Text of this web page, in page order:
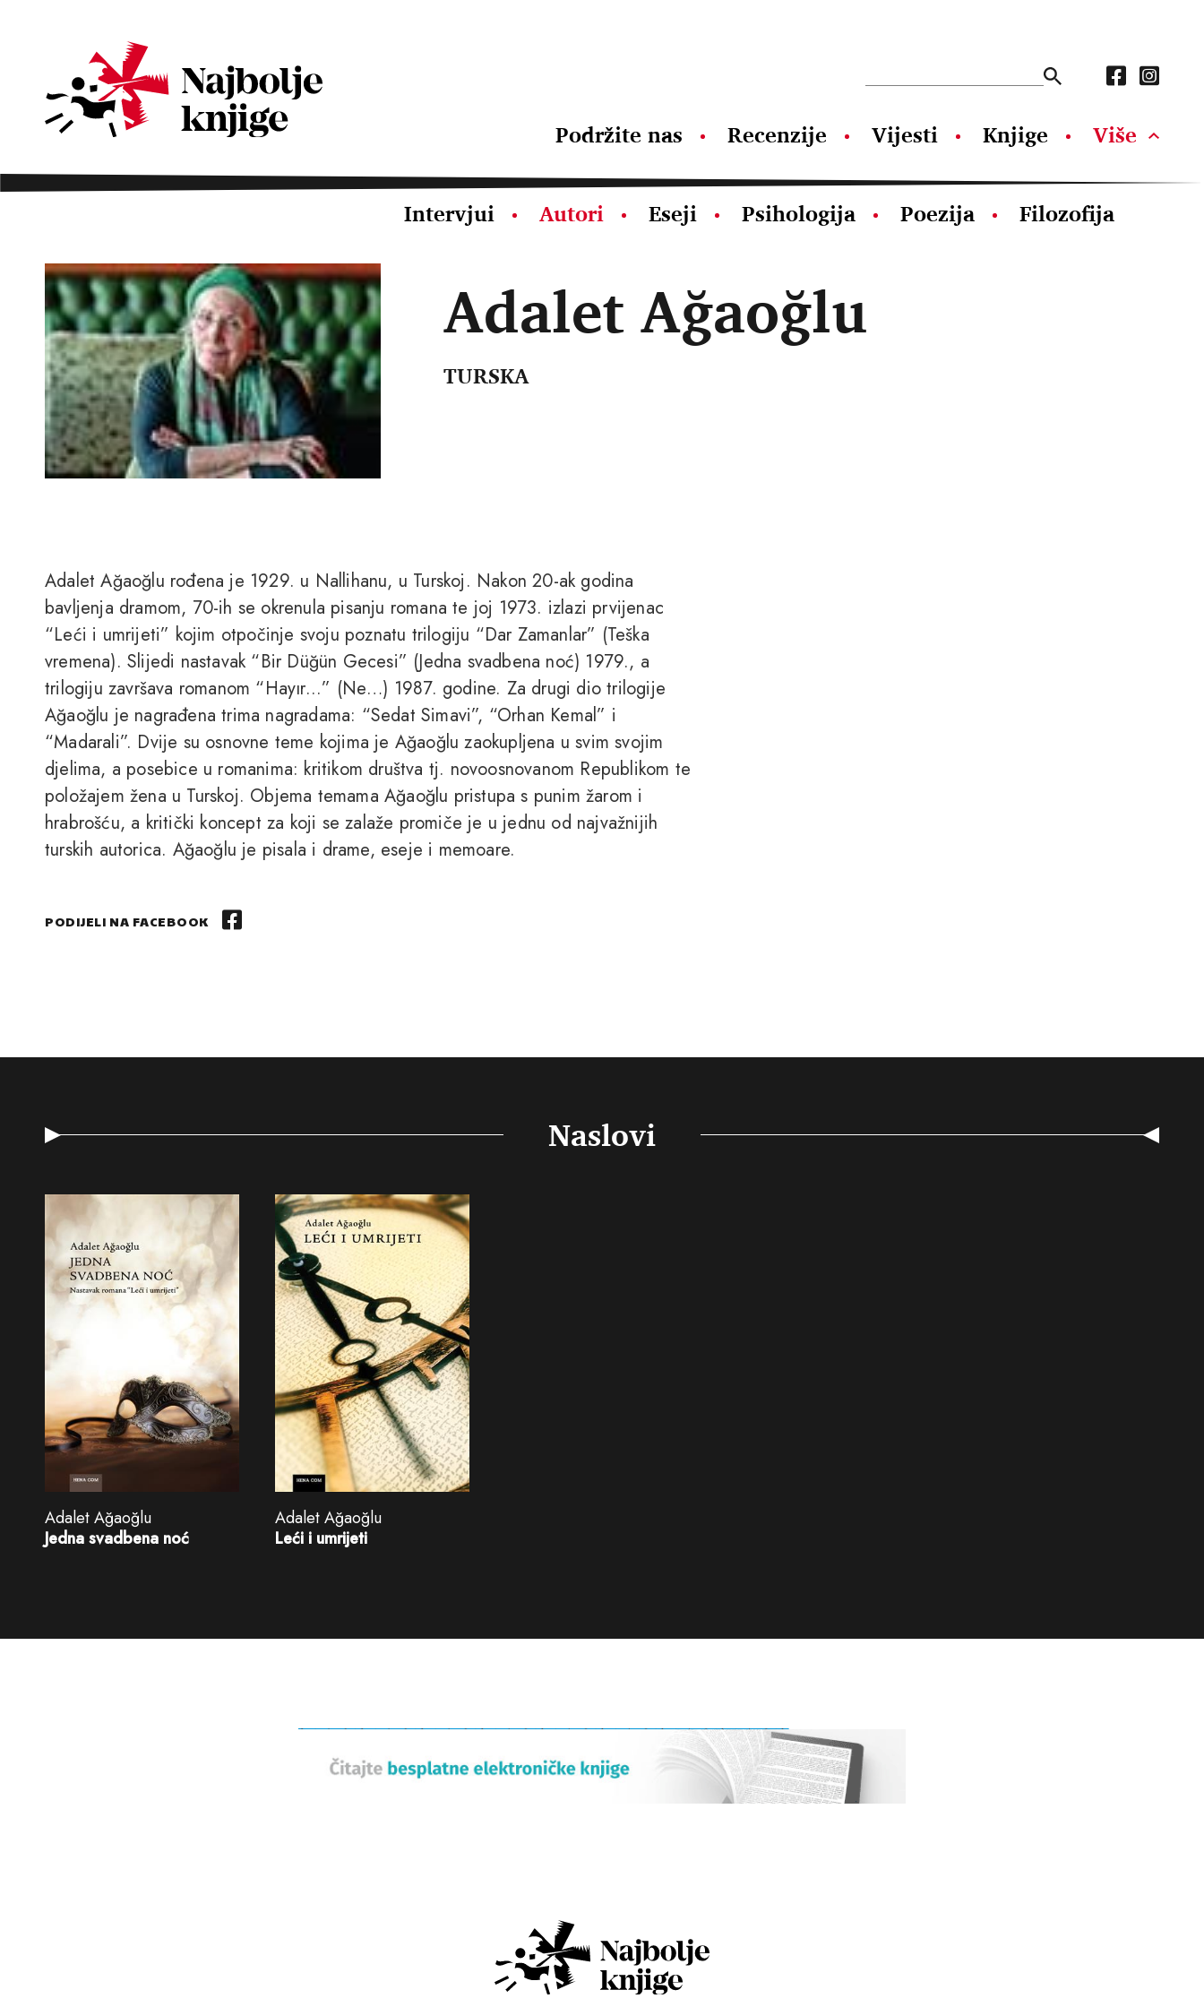
Podržite nas Recenzije Vijesti Knjige Više
Intervjui Autori Eseji Psihologija Poezija Filozofija
Adalet Ağaoğlu
TURSKA
Adalet Ağaoğlu rođena je 1929. u Nallihanu, u Turskoj. Nakon 20-ak godina
bavljenja dramom, 70-ih se okrenula pisanju romana te joj 1973. izlazi prvijenac
“Leći i umrijeti” kojim otpočinje svoju poznatu trilogiju “Dar Zamanlar” (Teška
vremena). Slijedi nastavak “Bir Düğün Gecesi” (Jedna svadbena noć) 1979., a
trilogiju završava romanom “Hayır...” (Ne…) 1987. godine. Za drugi dio trilogije
Ağaoğlu je nagrađena trima nagradama: “Sedat Simavi”, “Orhan Kemal” i
“Madarali”. Dvije su osnovne teme kojima je Ağaoğlu zaokupljena u svim svojim
djelima, a posebice u romanima: kritikom društva tj. novoosnovanom Republikom te
položajem žena u Turskoj. Objema temama Ağaoğlu pristupa s punim žarom i
hrabrošću, a kritički koncept za koji se zalaže promiče je u jednu od najvažnijih
turskih autorica. Ağaoğlu je pisala i drame, eseje i memoare.
PODIJELI NA FACEBOOK
Naslovi
Adalet Ağaoğlu
Jedna svadbena noć
Adalet Ağaoğlu
Leći i umrijeti